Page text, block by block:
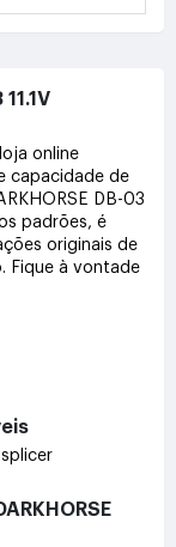
online
capacidade de
DB-03
padrões, é
originais de
Fique à vontade